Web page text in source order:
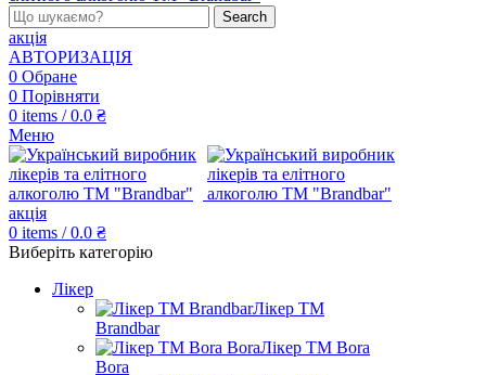
Search
акція
АВТОРИЗАЦІЯ
0 Обране
0 Порівняти
0 items / 0.0 ₴
Меню
акція
0 items / 0.0 ₴
Виберіть категорію
Лікер
Лікер ТМ
Brandbar
Лікер ТМ Bora
Bora